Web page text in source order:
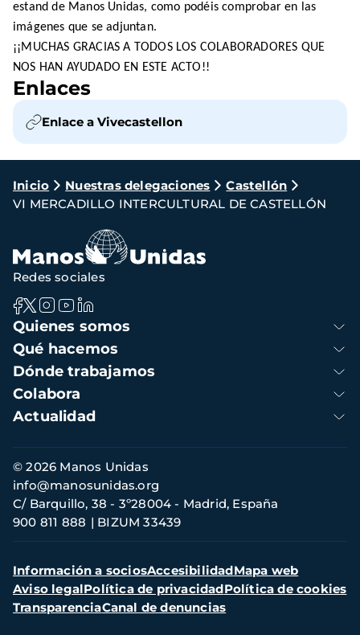
estand de Manos Unidas, como podéis comprobar en las
imágenes que se adjuntan.
¡¡MUCHAS GRACIAS A TODOS LOS COLABORADORES QUE
NOS HAN AYUDADO EN ESTE ACTO!!
Enlaces
Enlace a Vivecastellon
Ruta
de
navegación
Inicio Nuestras delegaciones
Castellón
VI MERCADILLO INTERCULTURAL DE CASTELLÓN
Navegación
principal
Quienes somos
Qué hacemos
Dónde trabajamos
Colabora
Actualidad
Redes sociales
Información
de
contacto
© 2026 Manos Unidas
C/ Barquillo, 38 - 3º28004 - Madrid, España
900 811 888
BIZUM 33439
info@manosunidas.org
Menú
secundario
Información a sociosAccesibilidadMapa web
Aviso legalPolítica de privacidadPolítica de cookies
TransparenciaCanal de denuncias